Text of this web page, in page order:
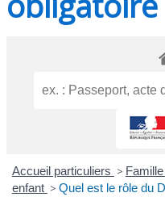
Accueil particuliers >
enfant > Quel est le rôle du